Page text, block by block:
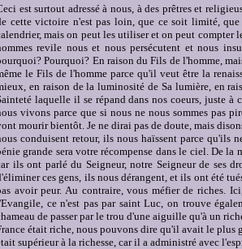
est surtout adressé à nous, à des prêtres et
cette victoire n'est pas loin, que ce soit limité,
mais on peut les utiliser et on peut compter
revile nous et nous persécutent et nous
Pourquoi? En raison du Fils de l'homme,
le Fils de l'homme parce qu'il veut être la
en raison de la luminosité de Sa lumière, en
laquelle il se répand dans nos coeurs, juste à
vivons parce que si nous ne nous sommes pas
mourir bientôt. Je ne dirai pas de doute, mais
conduisent retour, ils nous haïssent parce qu'ils
grande sera votre récompense dans le ciel. De
ils ont parlé du Seigneur, notre Seigneur de ses
ces gens, ils nous dérangent, et ils ont été
avoir peur. Au contraire, vous méfier de riches.
ce n'est pas par saint Luc, on trouve
de passer par le trou d'une aiguille qu'à un
était riche, nous pouvons dire qu'il avait le plus
supérieur à la richesse, car il a administré avec